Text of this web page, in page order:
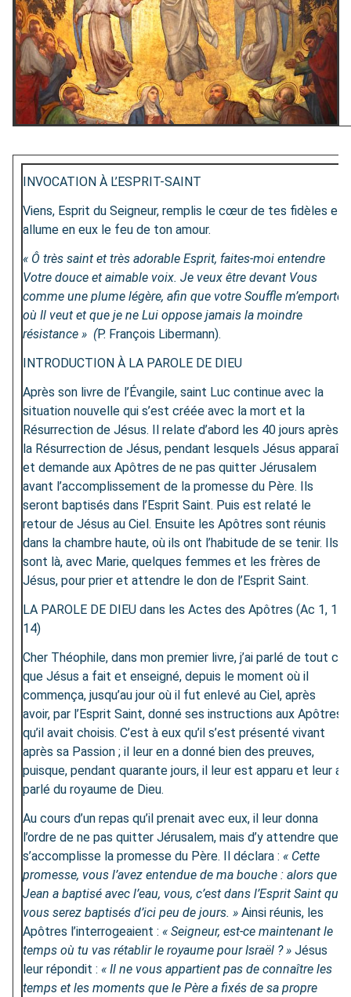
INVOCATION À L’ESPRIT-SAINT
Viens, Esprit du Seigneur, remplis le cœur de tes fidèles et
allume en eux le feu de ton amour.
« Ô très saint et très adorable Esprit, faites-moi entendre
Votre douce et aimable voix. Je veux être devant Vous
comme une plume légère, afin que votre Souffle m’emporte
où Il veut et que je ne Lui oppose jamais la moindre
résistance » (P. François Libermann).
INTRODUCTION À LA PAROLE DE DIEU
Après son livre de l’Évangile, saint Luc continue avec la
situation nouvelle qui s’est créée avec la mort et la
Résurrection de Jésus. Il relate d’abord les 40 jours après
la Résurrection de Jésus, pendant lesquels Jésus apparaît
et demande aux Apôtres de ne pas quitter Jérusalem
avant l’accomplissement de la promesse du Père. Ils
seront baptisés dans l’Esprit Saint. Puis est relaté le
retour de Jésus au Ciel. Ensuite les Apôtres sont réunis
dans la chambre haute, où ils ont l’habitude de se tenir. Ils
sont là, avec Marie, quelques femmes et les frères de
Jésus, pour prier et attendre le don de l’Esprit Saint.
LA PAROLE DE DIEU dans les Actes des Apôtres (Ac 1, 1-
14)
Cher Théophile, dans mon premier livre, j’ai parlé de tout ce
que Jésus a fait et enseigné, depuis le moment où il
commença, jusqu’au jour où il fut enlevé au Ciel, après
avoir, par l’Esprit Saint, donné ses instructions aux Apôtres
qu’il avait choisis. C’est à eux qu’il s’est présenté vivant
après sa Passion ; il leur en a donné bien des preuves,
puisque, pendant quarante jours, il leur est apparu et leur a
parlé du royaume de Dieu.
Au cours d’un repas qu’il prenait avec eux, il leur donna
l’ordre de ne pas quitter Jérusalem, mais d’y attendre que
s’accomplisse la promesse du Père. Il déclara : « Cette
promesse, vous l’avez entendue de ma bouche : alors que
Jean a baptisé avec l’eau, vous, c’est dans l’Esprit Saint que
vous serez baptisés d’ici peu de jours. » Ainsi réunis, les
Apôtres l’interrogeaient : « Seigneur, est-ce maintenant le
temps où tu vas rétablir le royaume pour Israël ? » Jésus
leur répondit : « Il ne vous appartient pas de connaître les
temps et les moments que le Père a fixés de sa propre